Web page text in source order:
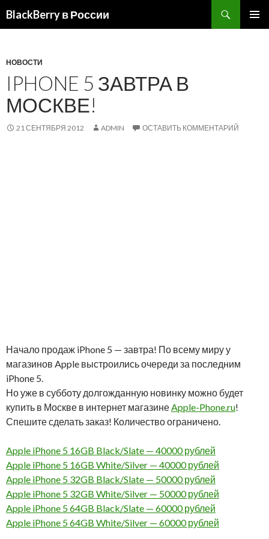
BlackBerry в России
НОВОСТИ
IPHONE 5 ЗАВТРА В
МОСКВЕ!
21 СЕНТЯБРЯ 2012 ADMIN ОСТАВИТЬ КОММЕНТАРИЙ
Начало продаж iPhone 5 — завтра! По всему миру у
магазинов Apple выстроились очереди за последним
iPhone 5.
Но уже в субботу долгожданную новинку можно будет
купить в Москве в интернет магазинеApple-Phone.ru!
Спешите сделать заказ! Количество ограничено.
Apple iPhone 5 16GB Black/Slate — 40000 рублей
Apple iPhone 5 16GB White/Silver — 40000 рублей
Apple iPhone 5 32GB Black/Slate — 50000 рублей
Apple iPhone 5 32GB White/Silver — 50000 рублей
Apple iPhone 5 64GB Black/Slate — 60000 рублей
Apple iPhone 5 64GB White/Silver — 60000 рублей